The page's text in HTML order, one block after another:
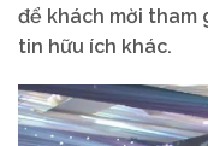
để khách mời tham
tin hữu ích khác.